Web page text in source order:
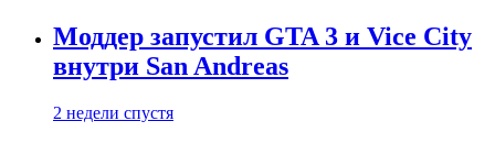
Моддер запустил GTA 3 и Vice City
внутри San Andreas
2 недели спустя